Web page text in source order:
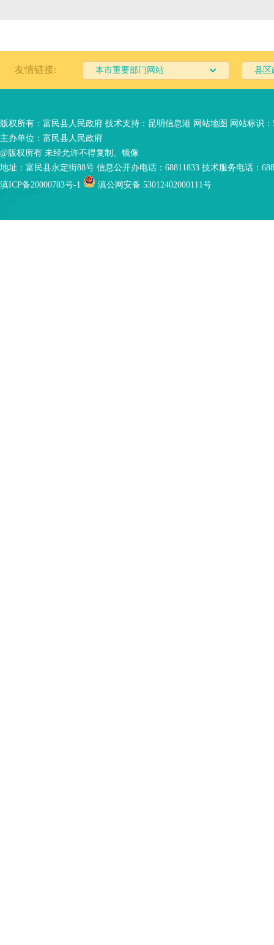
友情链接: 本市重要部门网站 县区
版权所有：富民县人民政府 技术支持： 昆明信息港 网站地图 网站标识：
主办单位：富民县人民政府
@版权所有 未经允许不得复制、镜像
地址：富民县永定街88号 信息公开办电话：68811833 技术服务电话：
滇ICP备20000783号-1
滇公网安备 53012402000111号